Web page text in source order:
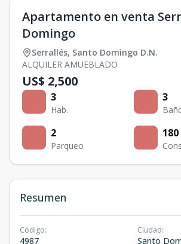
Apartamento en venta
Domingo
Serrallés, Santo Domingo D.N.
ALQUILER AMUEBLADO
US$ 2,500
3
Hab.
3
2
Parqueo
180
Resumen
Código:
4987
Ciudad:
Santo